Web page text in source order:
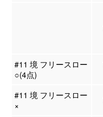
#11 境 フリースロー
○(4点)
#11 境 フリースロー
×